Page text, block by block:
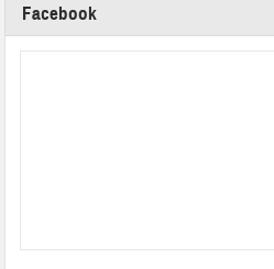
Facebook